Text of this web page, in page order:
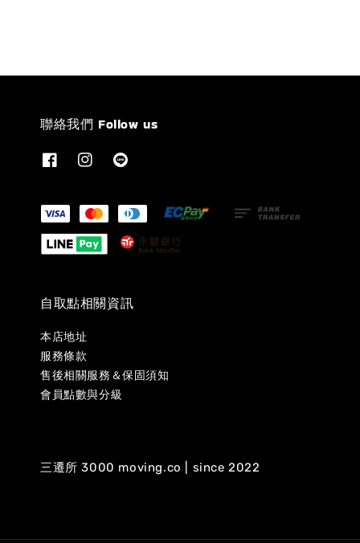
聯絡我們 Follow us
自取點相關資訊
本店地址
服務條款
售後相關服務＆保固須知
會員點數與分級
三遷所 3000 moving.co | since 2022